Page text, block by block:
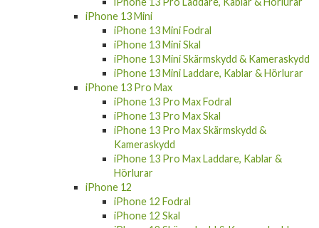
iPhone 13 Pro
iPhone 13 Pro Fodral
iPhone 13 Pro Skal
iPhone 13 Pro Skärmskydd & Kameraskydd
iPhone 13 Pro Laddare, Kablar & Hörlurar
iPhone 13 Mini
iPhone 13 Mini Fodral
iPhone 13 Mini Skal
iPhone 13 Mini Skärmskydd & Kameraskydd
iPhone 13 Mini Laddare, Kablar & Hörlurar
iPhone 13 Pro Max
iPhone 13 Pro Max Fodral
iPhone 13 Pro Max Skal
iPhone 13 Pro Max Skärmskydd &
Kameraskydd
iPhone 13 Pro Max Laddare, Kablar &